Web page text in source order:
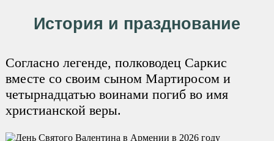
История и празднование
Согласно легенде, полководец Саркис
вместе со своим сыном Мартиросом и
четырнадцатью воинами погиб во имя
христианской веры.